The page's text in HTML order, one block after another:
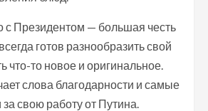
с Президентом — большая честь
готов разнообразить свой
что-то новое и оригинальное.
слова благодарности и самые
свою работу от Путина.